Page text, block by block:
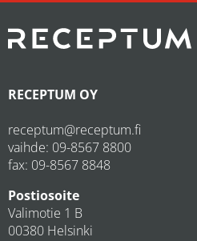
RECEPTUM OY
receptum@receptum.fi
vaihde: 09-8567 8800
fax: 09-8567 8848
Postiosoite
Valimotie 1 B
00380 Helsinki